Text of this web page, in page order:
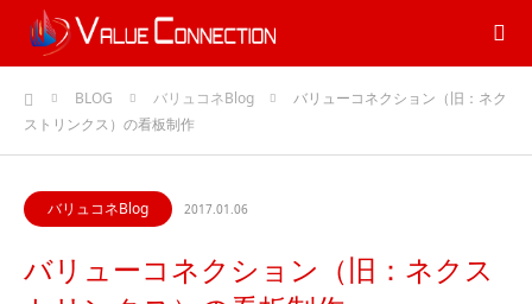
ホームBLOG バリュコネBlog
バリューコネクション（旧：ネク
ストリンクス）の看板制作
バリュコネBlog 2017.01.06
バリューコネクション（旧：ネクス